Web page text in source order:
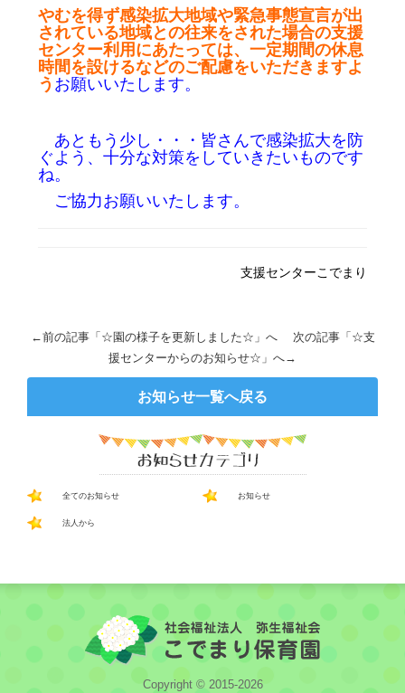
やむを得ず感染拡大地域や緊急事態宣言が出
されている地域との往来をされた場合の支援
センター利用にあたっては、 一定期間の休息
時間を設けるなどのご配慮をいただきますよ
う お願いいたします。
あともう少し・・・皆さんで感染拡大を防
ぐよう、 十分な対策をしていきたいものです
ね。
ご協力お願いいたします。
支援センターこでまり
←前の記事「 ☆園の様子を更新しました☆ 」へ 次の記事「 ☆支
援センターからのお知らせ☆ 」へ→
お知らせ一覧へ戻る
全てのお知らせ お知らせ
法人から
Copyright © 2015-2026